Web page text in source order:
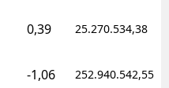
0,39 25.270.534,38
-1,06 252.940.542,55